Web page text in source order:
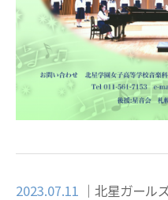
2023.07.11 北星ガール